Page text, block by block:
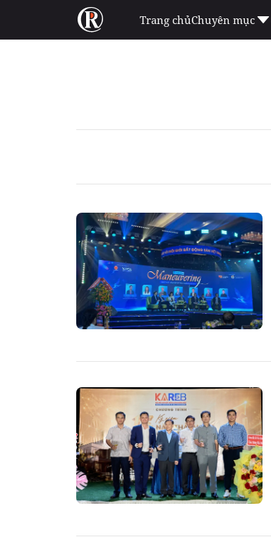
Trang chủChuyên mục